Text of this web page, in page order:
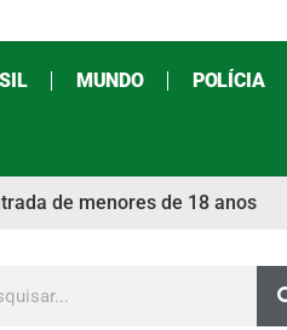
MUNDO POLÍCIA
de menores de 18 anos